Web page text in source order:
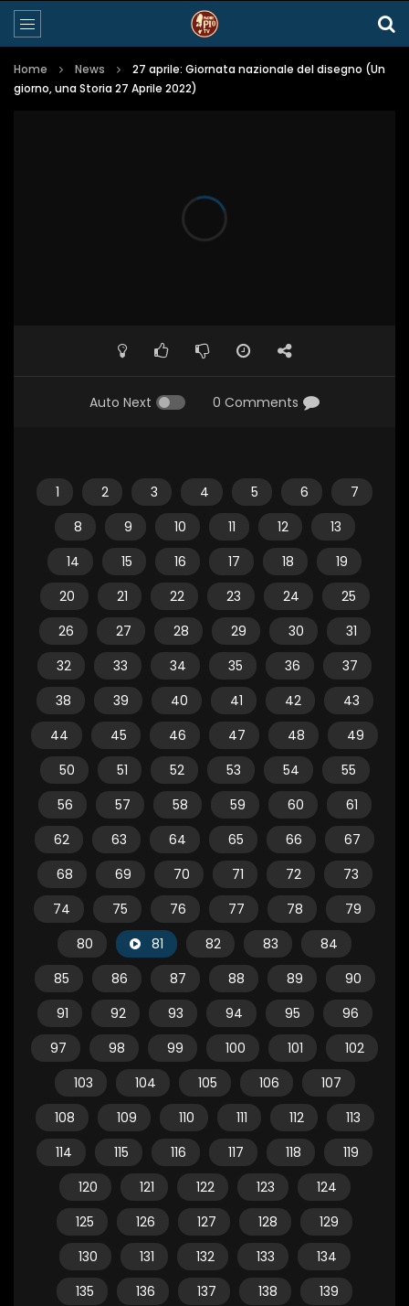
Home News
27 aprile: Giornata nazionale del disegno (Un
giorno, una Storia 27 Aprile 2022)
Auto Next 0 Comments
1 2 3 4 5 6
7
8
9 10 11 12
13
14
15 16 17 18
19
20
21 22 23 24
25
26
27 28 29 30
31
32
33 34 35 36
37
38
39 40 41 42
43
44
45 46 47 48
49
50
51 52 53 54
55
56
57 58 59 60
61
62
63 64 65 66
67
68
69 70 71 72
73
74
75 76 77 78
79
80
81 82 83
84
85
86 87 88 89
90
91
92 93 94 95
96
97
98 99 100 101
102
103
104 105 106
107
108
109 110 111 112
113
114
115 116 117 118
119
120
121 122 123
124
125
126 127 128
129
130
131 132 133
134
135
136 137 138
139